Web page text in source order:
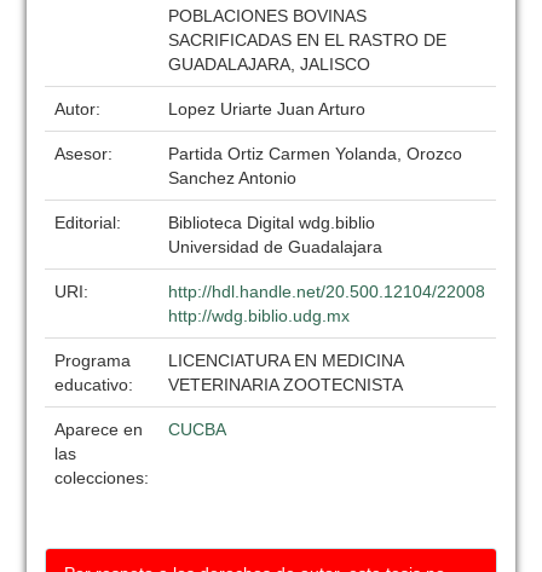
POBLACIONES BOVINAS
SACRIFICADAS EN EL RASTRO DE
GUADALAJARA, JALISCO
Autor: Lopez Uriarte Juan Arturo
Asesor:
Partida Ortiz Carmen Yolanda, Orozco
Sanchez Antonio
Editorial:
Biblioteca Digital wdg.biblio
Universidad de Guadalajara
URI:
http://hdl.handle.net/20.500.12104/22008
http://wdg.biblio.udg.mx
Programa
educativo:
LICENCIATURA EN MEDICINA
VETERINARIA ZOOTECNISTA
Aparece en
las
colecciones:
CUCBA